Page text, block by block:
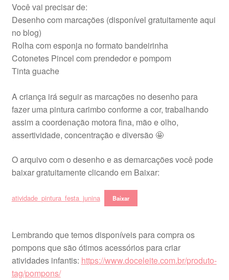
Você vai precisar de:
Desenho com marcações (disponível gratuitamente aqui
no blog)
Rolha com esponja no formato bandeirinha
Cotonetes Pincel com prendedor e pompom
Tinta guache
A criança irá seguir as marcações no desenho para
fazer uma pintura carimbo conforme a cor, trabalhando
assim a coordenação motora fina, mão e olho,
assertividade, concentração e diversão 🤩
O arquivo com o desenho e as demarcações você pode
baixar gratuitamente clicando em Baixar:
atividade_pintura_festa_junina Baixar
Lembrando que temos disponíveis para compra os
pompons que são ótimos acessórios para criar
atividades infantis: https://www.doceleite.com.br/produto-
tag/pompons/